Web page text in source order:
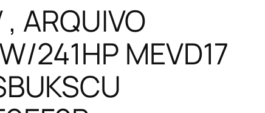
ARQUIVO
241HP MEVD17